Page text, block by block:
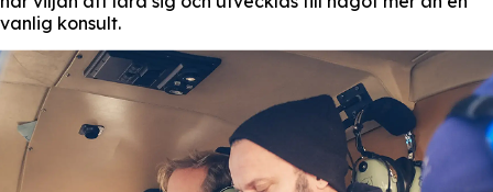
vanlig konsult.
Skicka spontanansökan